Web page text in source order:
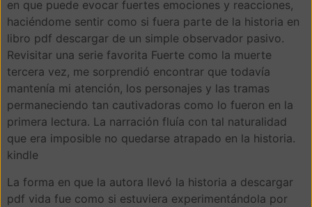
en que puede evocar fuertes emociones y reacciones,
haciéndome sentir como si fuera parte de la historia en
libro pdf descargar de un simple observador pasivo.
Revisitar una serie favorita Fuerte como la muerte
tercera vez, me sorprendió encontrar que todavía
mantenía mi atención, los personajes y las tramas
permaneciendo tan cautivadoras como lo fueron en la
primera lectura. La narración fluía con tal naturalidad
que era imposible no quedarse atrapado en la historia.
kindle
La forma en que la autora llevó la historia a descargar
pdf vida fue como si estuviera experimentándola por